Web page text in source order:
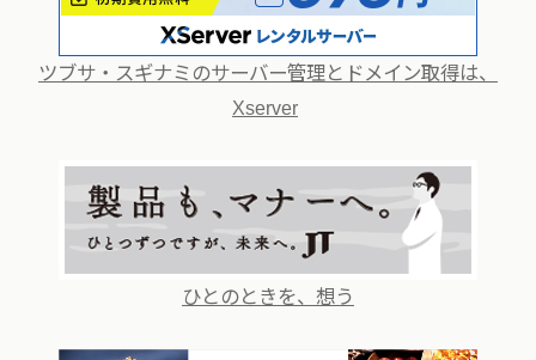
ツブサ・スギナミのサーバー管理とドメイン取得は、
Xserver
ひとのときを、想う